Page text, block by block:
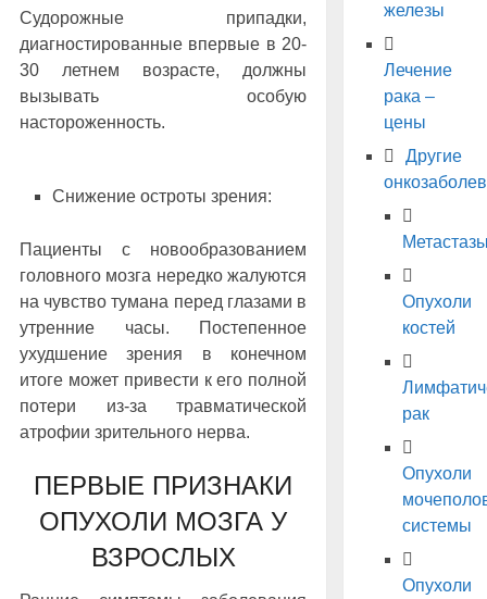
Судорожные припадки,
диагностированные впервые в 20-
30 летнем возрасте, должны
вызывать особую
настороженность.
Снижение остроты зрения:
Пациенты с новообразованием
головного мозга нередко жалуются
на чувство тумана перед глазами в
утренние часы. Постепенное
ухудшение зрения в конечном
итоге может привести к его полной
потери из-за травматической
атрофии зрительного нерва.
ПЕРВЫЕ ПРИЗНАКИ
ОПУХОЛИ МОЗГА У
ВЗРОСЛЫХ
железы
Лечение
рака –
цены
Другие
Опухоли
костей
рак
Опухоли
системы
Опухоли